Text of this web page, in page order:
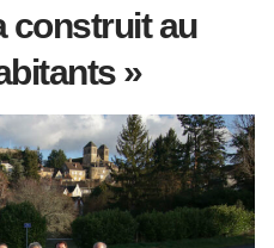
construit au
»